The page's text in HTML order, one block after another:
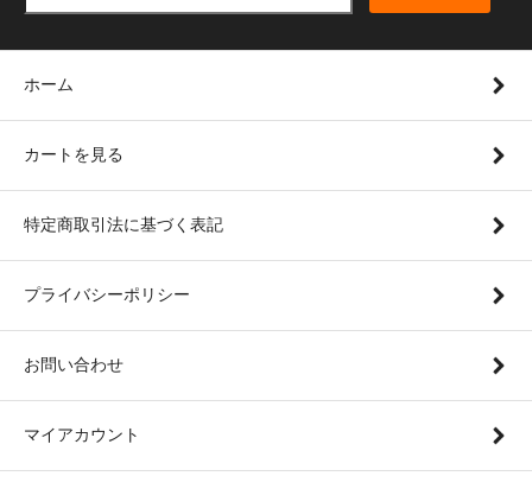
ホーム
カートを見る
特定商取引法に基づく表記
プライバシーポリシー
お問い合わせ
マイアカウント